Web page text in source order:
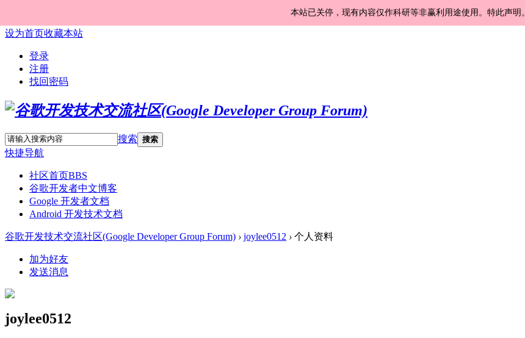
本站已关停，现有内容仅作科研等非赢利用途使用。特此声明。
设为首页收藏本站
登录
注册
找回密码
搜索 搜索
快捷导航
社区首页BBS
谷歌开发者中文博客
Google 开发者文档
Android 开发技术文档
谷歌开发技术交流社区(Google Developer Group Forum) › joylee0512 › 个人资料
加为好友
发送消息
joylee0512